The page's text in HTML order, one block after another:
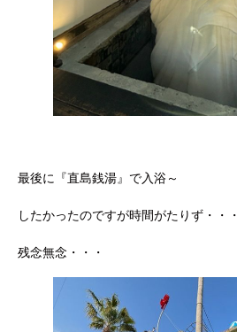
最後に『直島銭湯』で入浴～
したかったのですが時間がたりず・・・
残念無念・・・